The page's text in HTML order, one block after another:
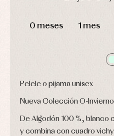
0 meses 1 mes
Pelele o pijama unisex
Nueva Colección O-Invierno
De Algodón 100 %,
y combina con cuadro
pijamas...
jersey
de
Ropa
Vestidos